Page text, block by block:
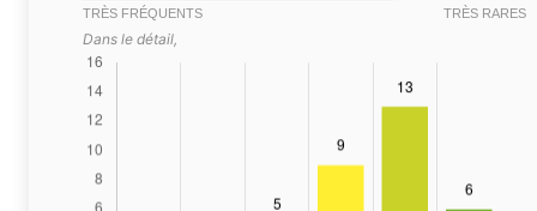
TRÈS FRÉQUENTS TRÈS RARES
Dans le détail,